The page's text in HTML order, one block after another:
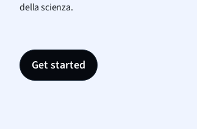
della scienza.
Get started